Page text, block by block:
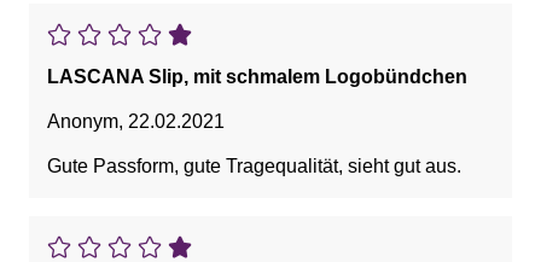
LASCANA Slip, mit schmalem Logobündchen
Anonym, 22.02.2021
Gute Passform, gute Tragequalität, sieht gut aus.